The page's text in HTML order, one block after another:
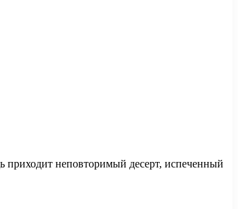
приходит неповторимый десерт, испеченный